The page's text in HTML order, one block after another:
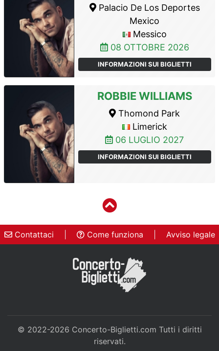
Palacio De Los Deportes
Mexico
Messico
08 OTTOBRE 2026
INFORMAZIONI SUI BIGLIETTI
ROBBIE WILLIAMS
Thomond Park
Limerick
06 LUGLIO 2027
INFORMAZIONI SUI BIGLIETTI
Contattaci Come funziona Avviso legale
© 2022-2026 Concerto-Biglietti.com Tutti i diritti
riservati.